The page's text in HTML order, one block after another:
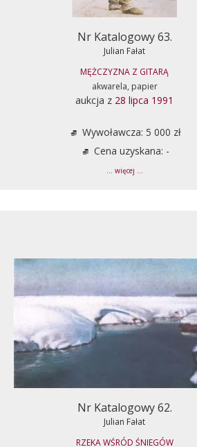
Nr Katalogowy 63.
Julian Fałat
MĘŻCZYZNA Z GITARĄ
akwarela, papier
aukcja z 28 lipca 1991
Wywoławcza: 5 000 zł
Cena uzyskana: -
... więcej ...
Nr Katalogowy 62.
Julian Fałat
RZEKA WŚRÓD ŚNIEGÓW